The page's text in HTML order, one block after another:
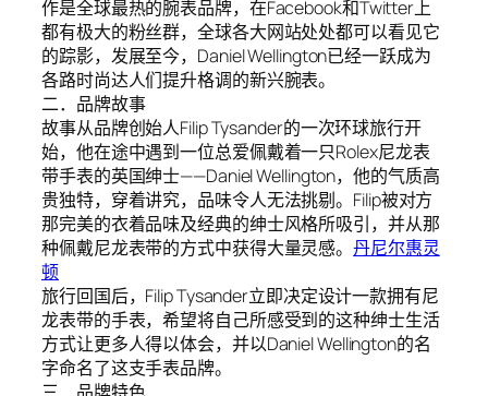
作是全球最热的腕表品牌，在Facebook和Twitter上
都有极大的粉丝群，全球各大网站处处都可以看见它
的踪影，发展至今，Daniel Wellington已经一跃成为
各路时尚达人们提升格调的新兴腕表。
二．品牌故事
故事从品牌创始人Filip Tysander的一次环球旅行开
始，他在途中遇到一位总爱佩戴着一只Rolex尼龙表
带手表的英国绅士——Daniel Wellington，他的气质高
贵独特，穿着讲究，品味令人无法挑剔。Filip被对方
那完美的衣着品味及经典的绅士风格所吸引，并从那
种佩戴尼龙表带的方式中获得大量灵感。丹尼尔惠灵
顿
旅行回国后，Filip Tysander立即决定设计一款拥有尼
龙表带的手表，希望将自己所感受到的这种绅士生活
方式让更多人得以体会，并以Daniel Wellington的名
字命名了这支手表品牌。